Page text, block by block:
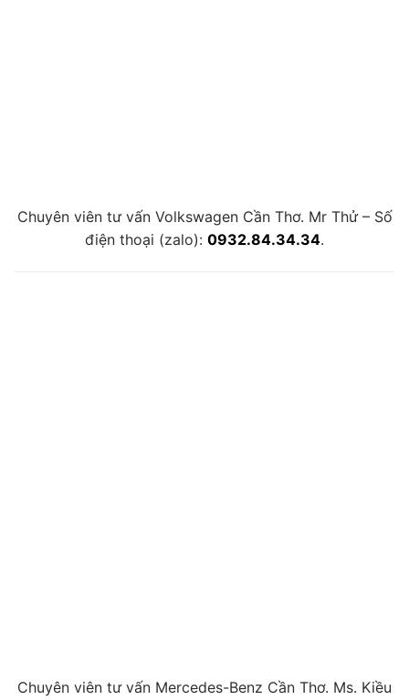
Chuyên viên tư vấn Volkswagen Cần Thơ. Mr Thử – Số
điện thoại (zalo): 0932.84.34.34.
Chuyên viên tư vấn Mercedes-Benz Cần Thơ. Ms. Kiều